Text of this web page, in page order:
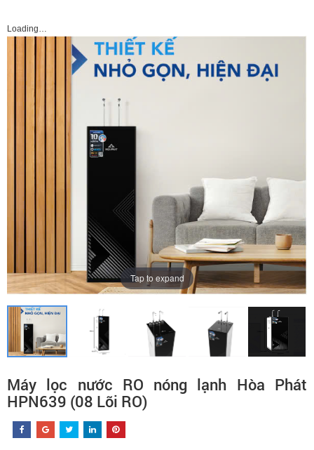
Loading…
Tap to expand
Máy lọc nước RO nóng lạnh Hòa Phát
HPN639 (08 Lõi RO)